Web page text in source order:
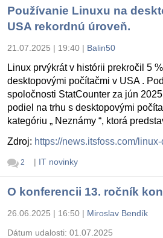
Používanie Linuxu na
USA rekordnú úroveň.
21.07.2025 | 19:40 | Balin50
Linux prvýkrát v histórii prekročil 5
desktopovými počítačmi v USA .
spoločnosti StatCounter za jún
podiel na trhu s desktopovými
kategóriu „ Neznámy “, ktorá
Zdroj: https://news.itsfoss.com/
2 | IT novinky
O konferencii 13. ročník
26.06.2025 | 16:50 | Miroslav Bendík
Dátum udalosti: 01.07.2025